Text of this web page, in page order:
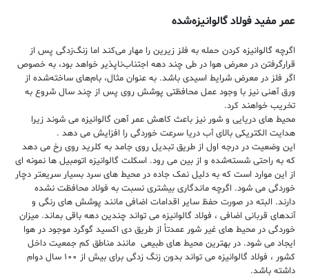
عمر مفید فولاد گالوانیزه‌شده
اگرچه گالوانیزه کردن حمله به فلز زیرین را مهار می‌کند اما زنگ‌زدگی پس از
قرارگرفتن در معرض هوا در طی چند دهه اجتناب‌ناپذیر خواهد بود، به خصوص
اگر فلز در معرض شرایط اسیدی باشد. به عنوان مثال، بام‌های ساخته‌شده از
ورق آهنی نیز با وجود عمل محافظتی پوشش روی پس از چند سال شروع به
تخریب خواهند کرد.
محیط های دریایی و شور نیز باعث کاهش عمر آهن گالوانیزه می شوند زیرا
هدایت الکتریکی بالای آب دریا سرعت خوردگی را افزایش می دهد .
این وضعیت در درجه اول از طریق تبدیل روی جامد به کلرید روی رخ می دهد
که به راحتی شسته‌شده و از بین می رود. اسکلت گالوانیزه اتومبیل ها نمونه ای
از این موارد است که به دلیل نمک جاده در محیط های سرد بسیار سریعتر دچار
خوردگی می شود. اگرچه ماندگاری بیشتری نسبت به فولاد محافظت نشده
دارند. البته در صورت حفظ سایر اقدامات اضافی مانند پوشش های رنگی و
آندهای قربانی اضافی ، فولاد گالوانیزه می تواند چندین دهه باقی بماند. میزان
خوردگی در محیط های غیر شور عمدتاً از طریق دی اکسید گوگرد موجود در هوا
ایجاد می شود. در بهترین محیط های طبیعی مانند مناطق کم جمعیت داخل
کشور ، فولاد گالوانیزه می تواند بدون زنگ زدگی برای بیش از ۱۰۰ سال دوام
داشته باشد.